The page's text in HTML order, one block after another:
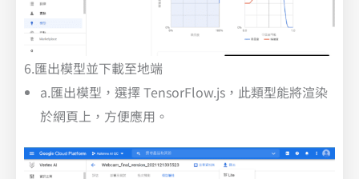
6.匯出模型並下載至地端
a.匯出模型，選擇 TensorFlow.js，此類型能將渲染
於網頁上，方便應用。